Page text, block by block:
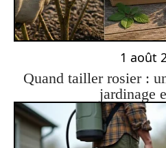
1 août
Quand tailler rosier :
jardinage